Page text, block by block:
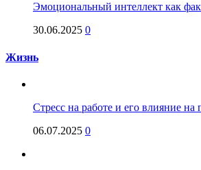
Эмоциональный интеллект как
30.06.2025 0
Жизнь
Стресс на работе и его влияние на
06.07.2025 0